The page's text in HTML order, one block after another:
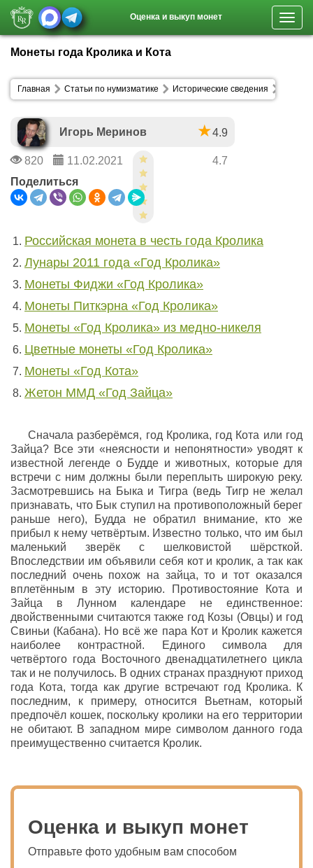
Оценка и выкуп монет
Монеты года Кролика и Кота
Главная Статьи по нумизматике Исторические сведения
Игорь Меринов 4.9
820 11.02.2021
4.7
Поделиться
Российская монета в честь года Кролика
Лунары 2011 года «Год Кролика»
Монеты Фиджи «Год Кролика»
Монеты Питкэрна «Год Кролика»
Монеты «Год Кролика» из медно-никеля
Цветные монеты «Год Кролика»
Монеты «Год Кота»
Жетон ММД «Год Зайца»
Сначала разберёмся, год Кролика, год Кота или год
Зайца? Все эти «неясности и непонятности» уводят к
известной легенде о Будде и животных, которые для
встречи с ним должны были переплыть широкую реку.
Засмотревшись на Быка и Тигра (ведь Тигр не желал
признавать, что Бык ступил на противоположный берег
раньше него), Будда не обратил внимание, кто же
прибыл к нему четвёртым. Известно только, что им был
маленький зверёк с шелковистой шёрсткой.
Впоследствии им объявили себя кот и кролик, а так как
последний очень похож на зайца, то и тот оказался
вплетённым в эту историю. Противостояние Кота и
Зайца в Лунном календаре не единственное:
двойственными считаются также год Козы (Овцы) и год
Свиньи (Кабана). Но всё же пара Кот и Кролик кажется
наиболее контрастной. Единого символа для
четвёртого года Восточного двенадцатилетнего цикла
так и не получилось. В одних странах празднуют приход
года Кота, тогда как другие встречают год Кролика. К
последним, к примеру, относится Вьетнам, который
предпочёл кошек, поскольку кролики на его территории
не обитают. В западном мире символом данного года
преимущественно считается Кролик.
Оценка и выкуп монет
Отправьте фото удобным вам способом